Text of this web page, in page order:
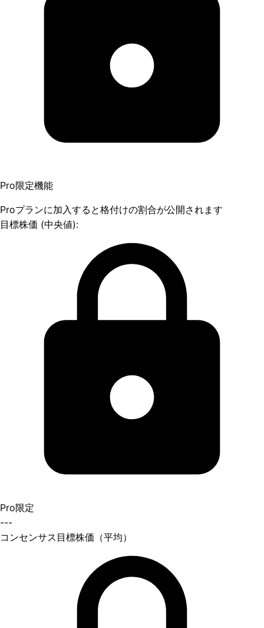
Pro限定機能
Proプランに加入すると格付けの割合が公開されます
目標株価 (中央値):
Pro限定
---
コンセンサス目標株価（平均）